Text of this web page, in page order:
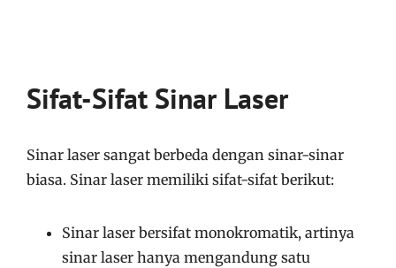
Sifat-Sifat Sinar Laser
Sinar laser sangat berbeda dengan sinar-sinar
biasa. Sinar laser memiliki sifat-sifat berikut:
Sinar laser bersifat monokromatik, artinya
sinar laser hanya mengandung satu